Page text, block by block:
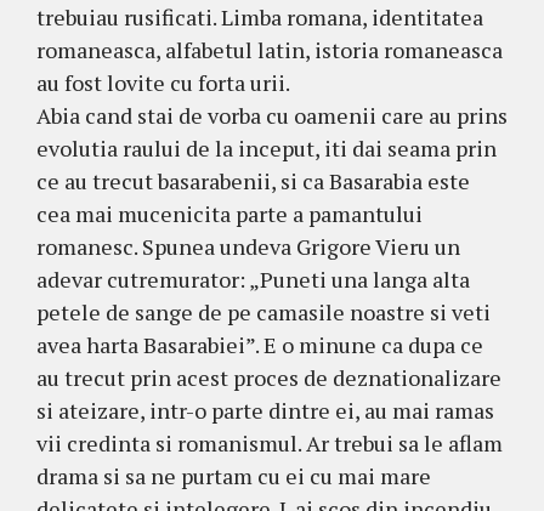
trebuiau rusificati. Limba romana, identitatea
romaneasca, alfabetul latin, istoria romaneasca
au fost lovite cu forta urii.
Abia cand stai de vorba cu oamenii care au prins
evolutia raului de la inceput, iti dai seama prin
ce au trecut basarabenii, si ca Basarabia este
cea mai mucenicita parte a pamantului
romanesc. Spunea undeva Grigore Vieru un
adevar cutremurator: „Puneti una langa alta
petele de sange de pe camasile noastre si veti
avea harta Basarabiei”. E o minune ca dupa ce
au trecut prin acest proces de deznationalizare
si ateizare, intr-o parte dintre ei, au mai ramas
vii credinta si romanismul. Ar trebui sa le aflam
drama si sa ne purtam cu ei cu mai mare